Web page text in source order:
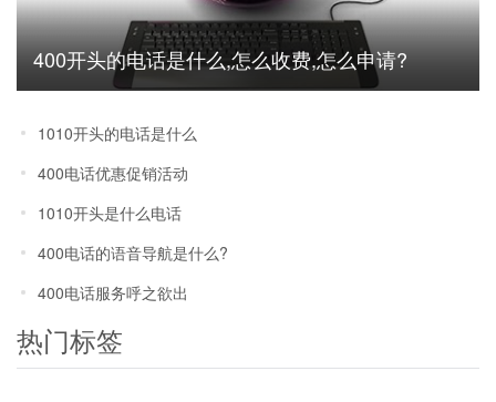
400开头的电话是什么,怎么收费,怎么申请?
1010开头的电话是什么
400电话优惠促销活动
1010开头是什么电话
400电话的语音导航是什么?
400电话服务呼之欲出
热门标签